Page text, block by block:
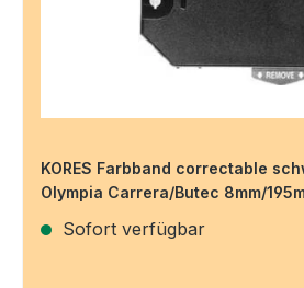
KORES Farbband correctable
Olympia Carrera/Butec 8mm/
Sofort verfügbar